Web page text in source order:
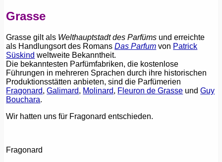
Grasse
Grasse gilt als Welthauptstadt des Parfüms und erreichte
als Handlungsort des RomansDas Parfum von Patrick
Süskind weltweite Bekanntheit.
Die bekanntesten Parfümfabriken, die kostenlose
Führungen in mehreren Sprachen durch ihre historischen
Produktionsstätten anbieten, sind die Parfümerien
Fragonard,Galimard, Molinard, Fleuron de Grasse undGuy
Bouchara.
Wir hatten uns für Fragonard entschieden.
Fragonard